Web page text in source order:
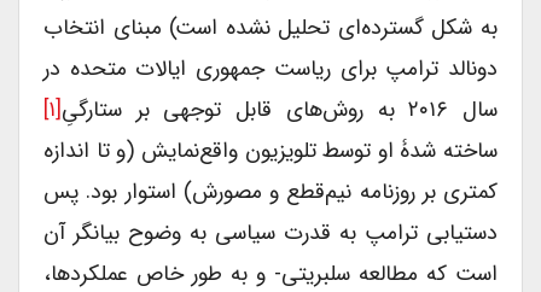
به شکل گسترده‌ای تحلیل نشده است) مبنای انتخاب
دونالد ترامپ برای ریاست جمهوری ایالات متحده در
سال ۲۰۱۶ به روش‌های قابل توجهی بر ستارگیِ
[۱]
ساخته شدۀ او توسط تلویزیون واقع‌نمایش (و تا اندازه
کمتری بر روزنامه نیم‌قطع و مصورش) استوار بود. پس
دستیابی ترامپ به قدرت سیاسی به وضوح بیانگر آن
است که مطالعه سلبریتی- و به طور خاص عملکردها،